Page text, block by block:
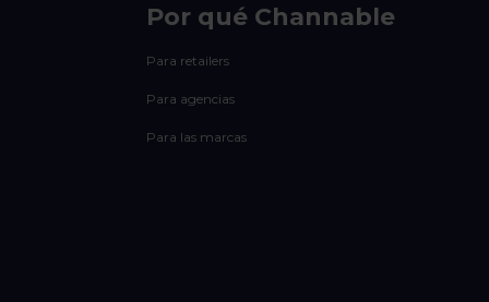
Por qué Channable
Para retailers
Para agencias
Para las marcas